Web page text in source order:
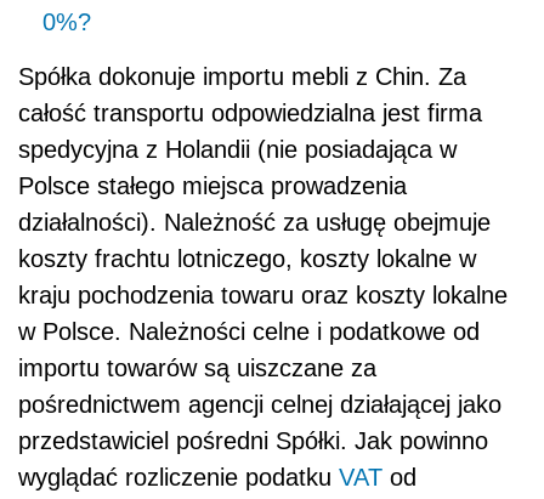
0%?
Spółka dokonuje importu mebli z Chin. Za
całość transportu odpowiedzialna jest firma
spedycyjna z Holandii (nie posiadająca w
Polsce stałego miejsca prowadzenia
działalności). Należność za usługę obejmuje
koszty frachtu lotniczego, koszty lokalne w
kraju pochodzenia towaru oraz koszty lokalne
w Polsce. Należności celne i podatkowe od
importu towarów są uiszczane za
pośrednictwem agencji celnej działającej jako
przedstawiciel pośredni Spółki. Jak powinno
wyglądać rozliczenie podatku VAT od